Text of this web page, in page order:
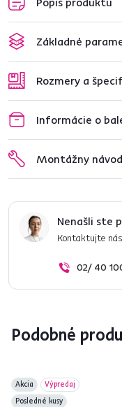
Základné
Rozmery a
Informácie o
Montážny návod
Nenašli ste
Kontaktujte
02/ 40
Podobné
Akcia
Výpredaj
Posledné kusy